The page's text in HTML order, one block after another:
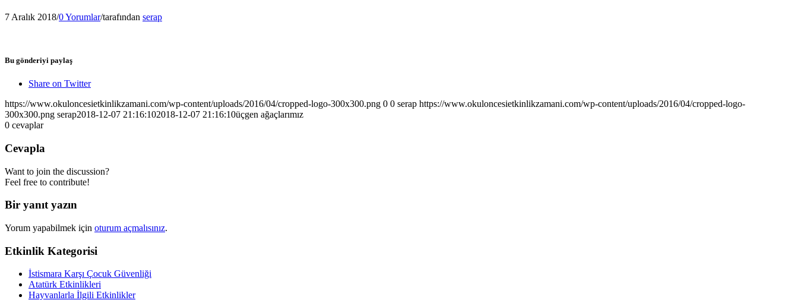
7 Aralık 2018/0 Yorumlar/tarafından serap
Bu gönderiyi paylaş
Share on Twitter
https://www.okuloncesietkinlikzamani.com/wp-content/uploads/2016/04/cropped-logo-300x300.png 0 0 serap https://www.okuloncesietkinlikzamani.com/wp-content/uploads/2016/04/cropped-logo-
300x300.png serap2018-12-07 21:16:102018-12-07 21:16:10üçgen ağaçlarımız
0 cevaplar
Cevapla
Want to join the discussion?
Feel free to contribute!
Bir yanıt yazın
Yorum yapabilmek için oturum açmalısınız.
Etkinlik Kategorisi
İstismara Karşı Çocuk Güvenliği
Atatürk Etkinlikleri
Hayvanlarla İlgili Etkinlikler